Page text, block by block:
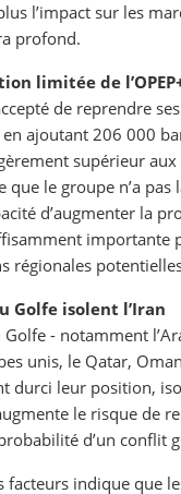
l’impact sur les
profond.
limitée de
de reprendre
ajoutant 206 000
supérieur
que le groupe n’a
d’augmenter la
importante
régionales
Golfe isolent l’Iran
Golfe - notamment
unis, le Qatar,
durci leur position,
le risque de
d’un conflit
facteurs indique que